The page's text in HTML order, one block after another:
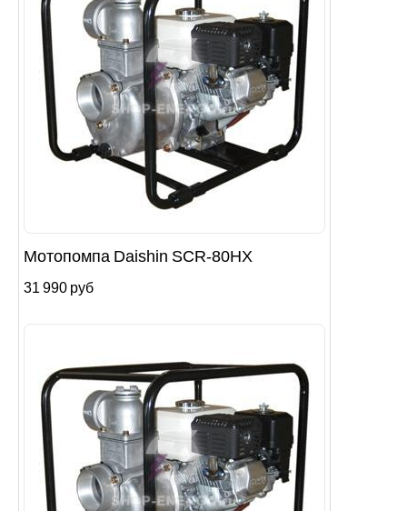
Мотопомпа Daishin SCR-80HX
31 990 руб